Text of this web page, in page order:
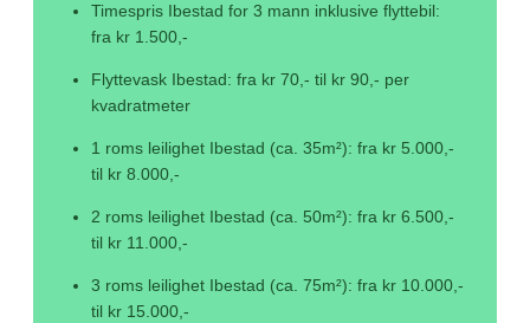
Timespris Ibestad for 3 mann inklusive flyttebil:
fra kr 1.500,-
Flyttevask Ibestad: fra kr 70,- til kr 90,- per
kvadratmeter
1 roms leilighet Ibestad (ca. 35m²): fra kr 5.000,-
til kr 8.000,-
2 roms leilighet Ibestad (ca. 50m²): fra kr 6.500,-
til kr 11.000,-
3 roms leilighet Ibestad (ca. 75m²): fra kr 10.000,-
til kr 15.000,-